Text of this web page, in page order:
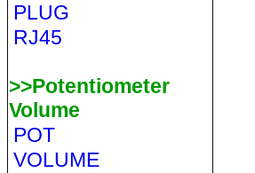
PLUG
RJ45
>>Potentiometer
Volume
POT
VOLUME